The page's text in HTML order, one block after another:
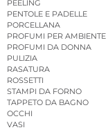
PEELING
PENTOLE E PADELLE
PORCELLANA
PROFUMI PER AMBIENTE
PROFUMI DA DONNA
PULIZIA
RASATURA
ROSSETTI
STAMPI DA FORNO
TAPPETO DA BAGNO
OCCHI
VASI